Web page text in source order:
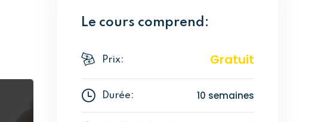
Le cours comprend:
Prix: Gratuit
Durée: 10 semaines